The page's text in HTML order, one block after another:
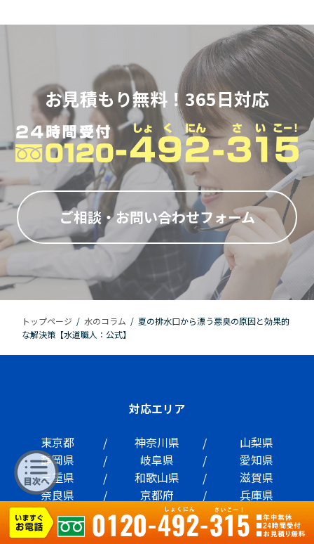
お見積もり無料！365日対応
ご相談・お問い合わせフォーム
トップページ /水のコラム /夏の排水口から漂う悪臭の原因と効果的
な解決策【水道職人：公式】
対応エリア
東京都
神奈川県
山梨県
静岡県
岐阜県
愛知県
三重県
和歌山県
滋賀県
奈良県
京都府
兵庫県
大阪府
岡山県
広島県
山口県
島根県
鳥取県